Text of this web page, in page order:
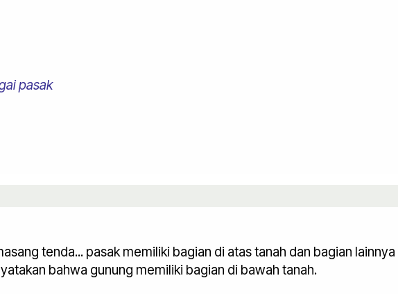
pasak
tenda... pasak memiliki bagian di atas tanah dan bagian
bahwa gunung memiliki bagian di bawah tanah.